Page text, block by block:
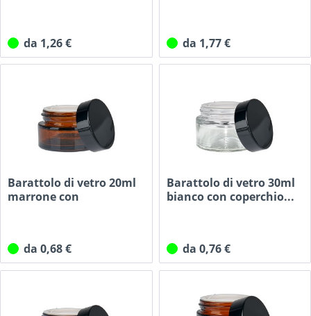
da 1,26 € da 1,77 €
Barattolo di vetro 20ml
marrone con
da 0,68 €
Barattolo di vetro 30ml
bianco con coperchio...
da 0,76 €